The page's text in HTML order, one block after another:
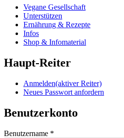
Vegane Gesellschaft
Unterstützen
Ernährung & Rezepte
Infos
Shop & Infomaterial
Haupt-Reiter
Anmelden(aktiver Reiter)
Neues Passwort anfordern
Benutzerkonto
Benutzername *